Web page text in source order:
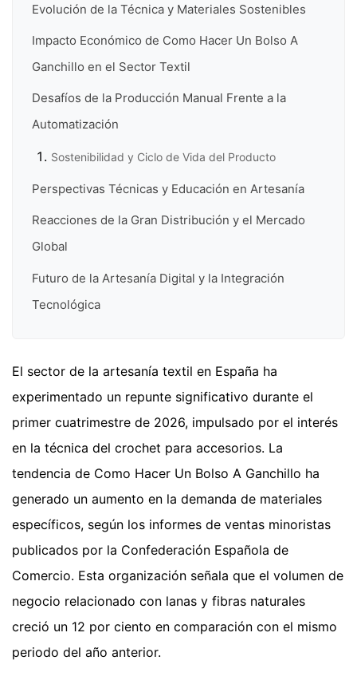
Evolución de la Técnica y Materiales Sostenibles
Impacto Económico de Como Hacer Un Bolso A
Ganchillo en el Sector Textil
Desafíos de la Producción Manual Frente a la
Automatización
Sostenibilidad y Ciclo de Vida del Producto
Perspectivas Técnicas y Educación en Artesanía
Reacciones de la Gran Distribución y el Mercado
Global
Futuro de la Artesanía Digital y la Integración
Tecnológica
El sector de la artesanía textil en España ha
experimentado un repunte significativo durante el
primer cuatrimestre de 2026, impulsado por el interés
en la técnica del crochet para accesorios. La
tendencia de Como Hacer Un Bolso A Ganchillo ha
generado un aumento en la demanda de materiales
específicos, según los informes de ventas minoristas
publicados por la Confederación Española de
Comercio. Esta organización señala que el volumen de
negocio relacionado con lanas y fibras naturales
creció un 12 por ciento en comparación con el mismo
periodo del año anterior.